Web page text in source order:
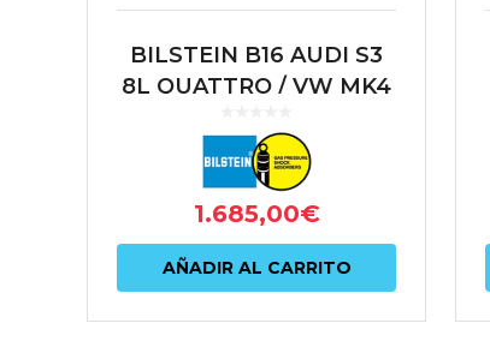
BILSTEIN B16 AUDI S3
8L QUATTRO / VW MK4
QUATTRO
1.685,00€
AÑADIR AL CARRITO